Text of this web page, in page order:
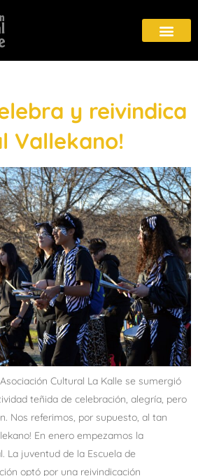
y reivindica
Vallekano!
Cultural La Kalle se sumergió
teñida de celebración, alegría, pero
Nos referimos, por supuesto, al tan
En enero empezamos la
La juventud de la Escuela de
optó por una reivindicación